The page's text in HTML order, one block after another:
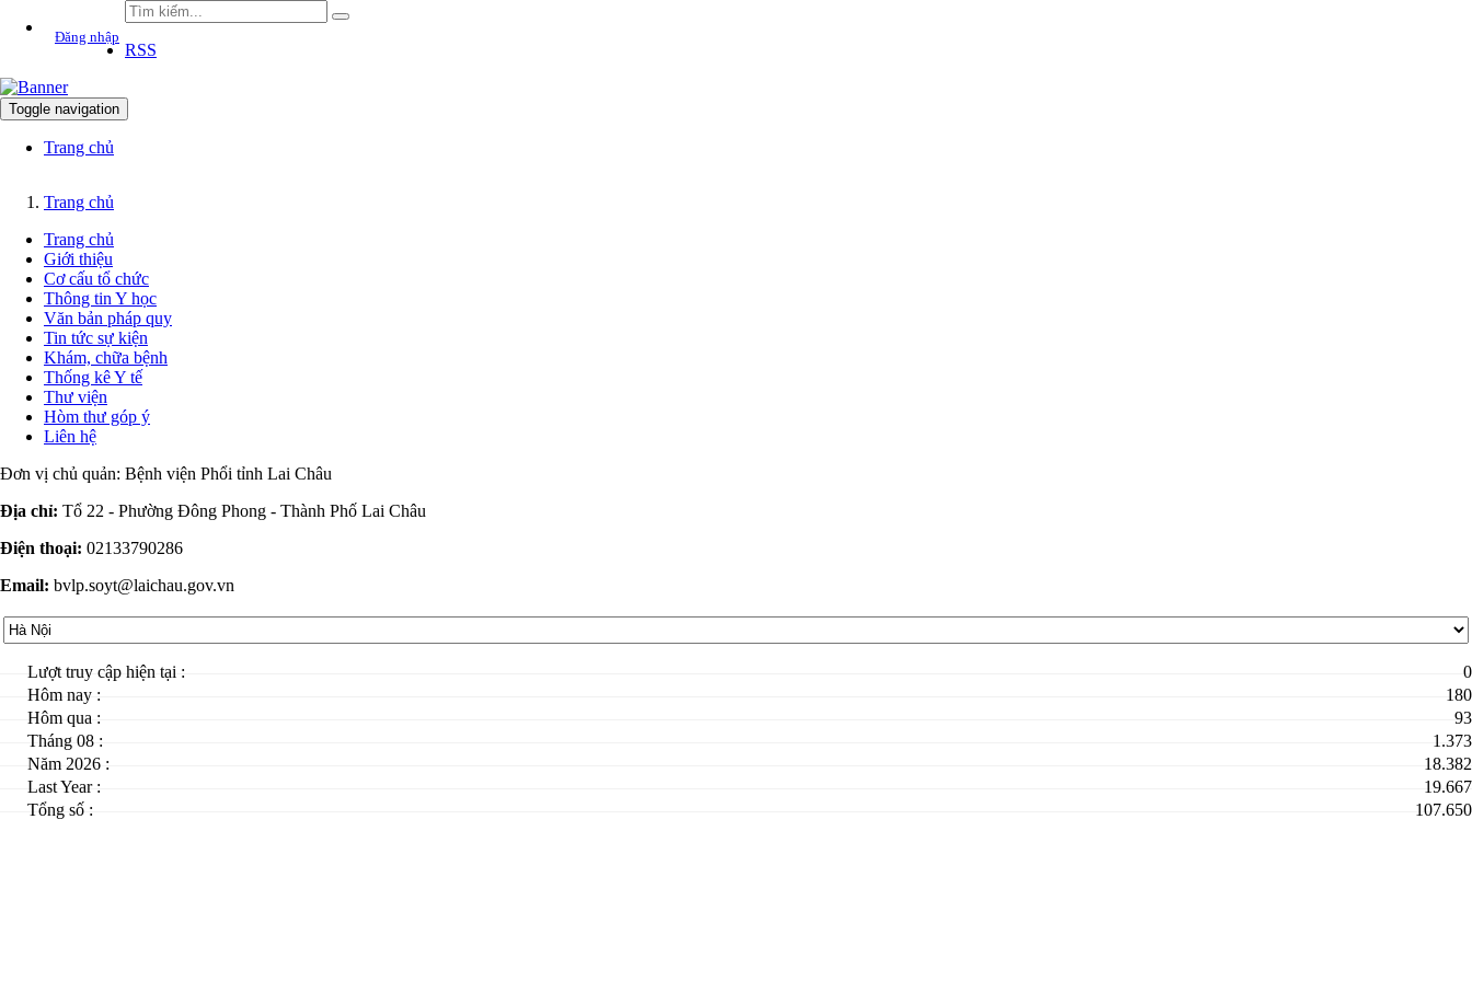
Đăng nhập
RSS
Toggle navigation
Trang chủ
Trang chủ
Trang chủ
Giới thiệu
Cơ cấu tổ chức
Thông tin Y học
Văn bản pháp quy
Tin tức sự kiện
Khám, chữa bệnh
Thống kê Y tế
Thư viện
Hòm thư góp ý
Liên hệ
Đơn vị chủ quản: Bệnh viện Phổi tỉnh Lai Châu
Địa chỉ: Tổ 22 - Phường Đông Phong - Thành Phố Lai Châu
Điện thoại: 02133790286
Email: bvlp.soyt@laichau.gov.vn
Lượt truy cập hiện tại :
0
Hôm nay :
180
Hôm qua :
93
Tháng 08 :
1.373
Năm 2026 :
18.382
Last Year :
19.667
Tổng số :
107.650